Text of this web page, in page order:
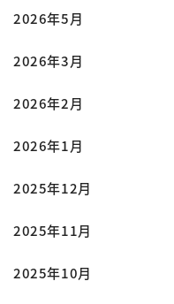
2026年5月
2026年3月
2026年2月
2026年1月
2025年12月
2025年11月
2025年10月